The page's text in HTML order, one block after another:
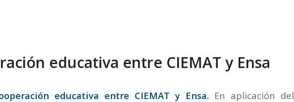
educativa entre CIEMAT y Ensa
educativa entre CIEMAT y Ensa. En aplicación del